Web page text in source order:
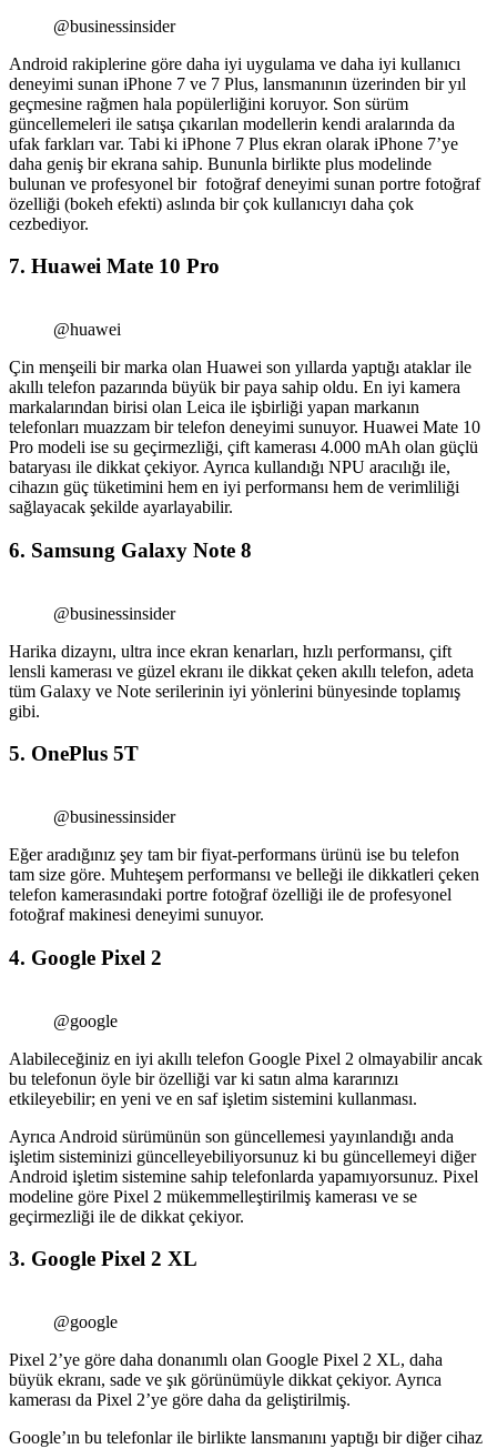
@businessinsider
Android rakiplerine göre daha iyi uygulama ve daha iyi kullanıcı
deneyimi sunan iPhone 7 ve 7 Plus, lansmanının üzerinden bir yıl
geçmesine rağmen hala popülerliğini koruyor. Son sürüm
güncellemeleri ile satışa çıkarılan modellerin kendi aralarında da
ufak farkları var. Tabi ki iPhone 7 Plus ekran olarak iPhone 7’ye
daha geniş bir ekrana sahip. Bununla birlikte plus modelinde
bulunan ve profesyonel bir fotoğraf deneyimi sunan portre fotoğraf
özelliği (bokeh efekti) aslında bir çok kullanıcıyı daha çok
cezbediyor.
7. Huawei Mate 10 Pro
@huawei
Çin menşeili bir marka olan Huawei son yıllarda yaptığı ataklar ile
akıllı telefon pazarında büyük bir paya sahip oldu. En iyi kamera
markalarından birisi olan Leica ile işbirliği yapan markanın
telefonları muazzam bir telefon deneyimi sunuyor. Huawei Mate 10
Pro modeli ise su geçirmezliği, çift kamerası 4.000 mAh olan güçlü
bataryası ile dikkat çekiyor. Ayrıca kullandığı NPU aracılığı ile,
cihazın güç tüketimini hem en iyi performansı hem de verimliliği
sağlayacak şekilde ayarlayabilir.
6. Samsung Galaxy Note 8
@businessinsider
Harika dizaynı, ultra ince ekran kenarları, hızlı performansı, çift
lensli kamerası ve güzel ekranı ile dikkat çeken akıllı telefon, adeta
tüm Galaxy ve Note serilerinin iyi yönlerini bünyesinde toplamış
gibi.
5. OnePlus 5T
@businessinsider
Eğer aradığınız şey tam bir fiyat-performans ürünü ise bu telefon
tam size göre. Muhteşem performansı ve belleği ile dikkatleri çeken
telefon kamerasındaki portre fotoğraf özelliği ile de profesyonel
fotoğraf makinesi deneyimi sunuyor.
4. Google Pixel 2
@google
Alabileceğiniz en iyi akıllı telefon Google Pixel 2 olmayabilir ancak
bu telefonun öyle bir özelliği var ki satın alma kararınızı
etkileyebilir; en yeni ve en saf işletim sistemini kullanması.
Ayrıca Android sürümünün son güncellemesi yayınlandığı anda
işletim sisteminizi güncelleyebiliyorsunuz ki bu güncellemeyi diğer
Android işletim sistemine sahip telefonlarda yapamıyorsunuz. Pixel
modeline göre Pixel 2 mükemmelleştirilmiş kamerası ve se
geçirmezliği ile de dikkat çekiyor.
3. Google Pixel 2 XL
@google
Pixel 2’ye göre daha donanımlı olan Google Pixel 2 XL, daha
büyük ekranı, sade ve şık görünümüyle dikkat çekiyor. Ayrıca
kamerası da Pixel 2’ye göre daha da geliştirilmiş.
Google’ın bu telefonlar ile birlikte lansmanını yaptığı bir diğer cihaz